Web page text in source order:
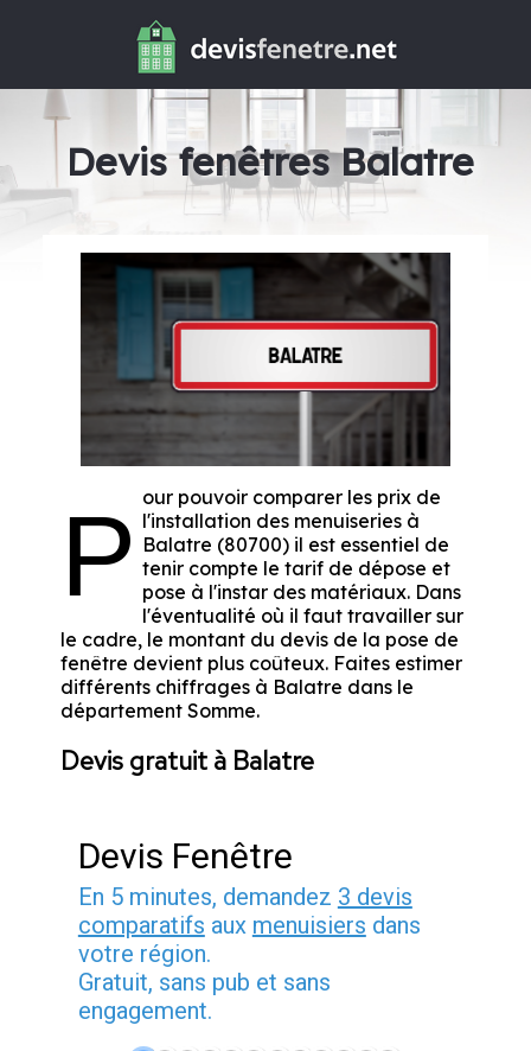
Devis fenêtres Balatre
P our pouvoir comparer les prix de
l'installation des menuiseries à
Balatre (80700) il est essentiel de
tenir compte le tarif de dépose et
pose à l'instar des matériaux. Dans
l'éventualité où il faut travailler sur
le cadre, le montant du devis de la pose de
fenêtre devient plus coûteux. Faites estimer
différents chiffrages à Balatre dans le
département Somme.
Devis gratuit à Balatre
Devis Fenêtre
En 5 minutes, demandez 3 devis
comparatifs aux menuisiers dans
votre région.
Gratuit, sans pub et sans
engagement.